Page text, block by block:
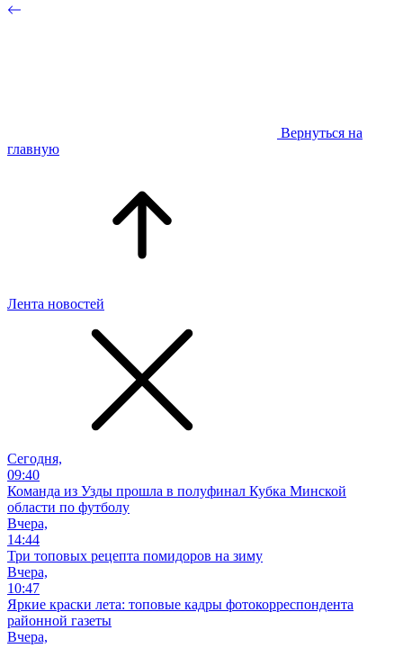
Вернуться на
главную
Лента новостей
Сегодня,
09:40
Команда из Узды прошла в полуфинал Кубка Минской
области по футболу
Вчера,
14:44
Три топовых рецепта помидоров на зиму
Вчера,
10:47
Яркие краски лета: топовые кадры фотокорреспондента
районной газеты
Вчера,